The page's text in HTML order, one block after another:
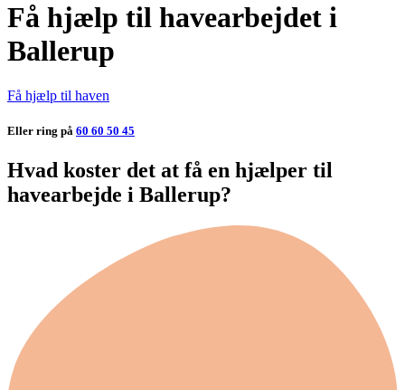
Få hjælp til havearbejdet i
Ballerup
Få hjælp til haven
Eller ring på 60 60 50 45
Hvad koster det at få en hjælper til
havearbejde i Ballerup?